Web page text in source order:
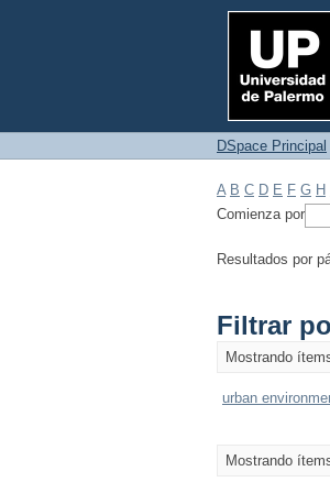
Filtrar
DSpace Principal
A B C D E F G H
Comienza por
Resultados por
Filtrar
Mostrando
urban
Mostrando